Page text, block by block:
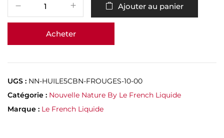
Ajouter au panier
Acheter
UGS : NN-HUILE5CBN-FROUGES-10-00
Catégorie : Nouvelle Nature By Le French Liquide
Marque : Le French Liquide